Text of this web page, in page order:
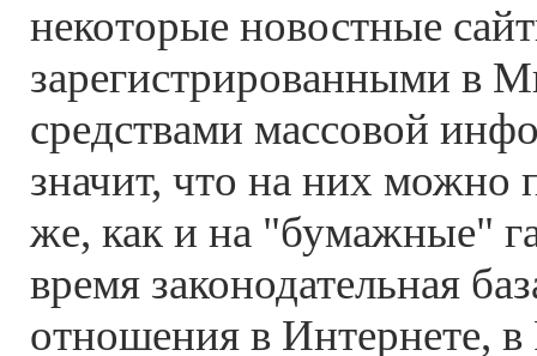
некоторые новостные
зарегистрированными в
средствами массовой
значит, что на них можно
же, как и на "бумажные"
время законодательная
отношения в Интернете, в